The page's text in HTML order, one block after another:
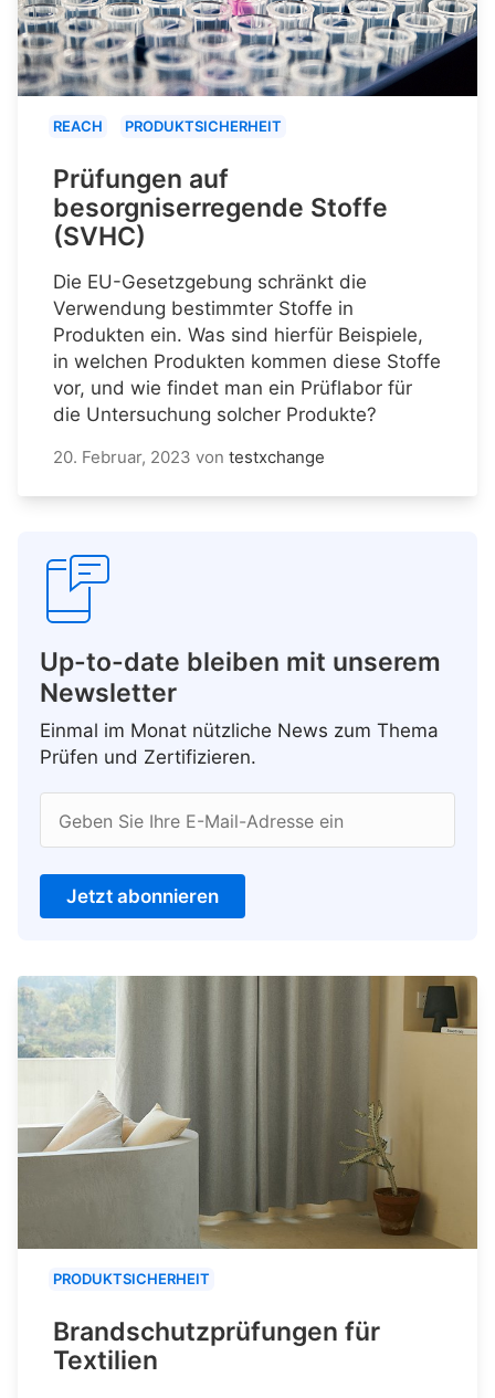
REACH PRODUKTSICHERHEIT
Prüfungen auf
besorgniserregende Stoffe
(SVHC)
Die EU-Gesetzgebung schränkt die
Verwendung bestimmter Stoffe in
Produkten ein. Was sind hierfür Beispiele,
in welchen Produkten kommen diese Stoffe
vor, und wie findet man ein Prüflabor für
die Untersuchung solcher Produkte?
20. Februar, 2023 von testxchange
Up-to-date bleiben mit unserem
Newsletter
Einmal im Monat nützliche News zum Thema
Prüfen und Zertifizieren.
Geben Sie Ihre E-Mail-Adresse ein
Jetzt abonnieren
PRODUKTSICHERHEIT
Brandschutzprüfungen für
Textilien